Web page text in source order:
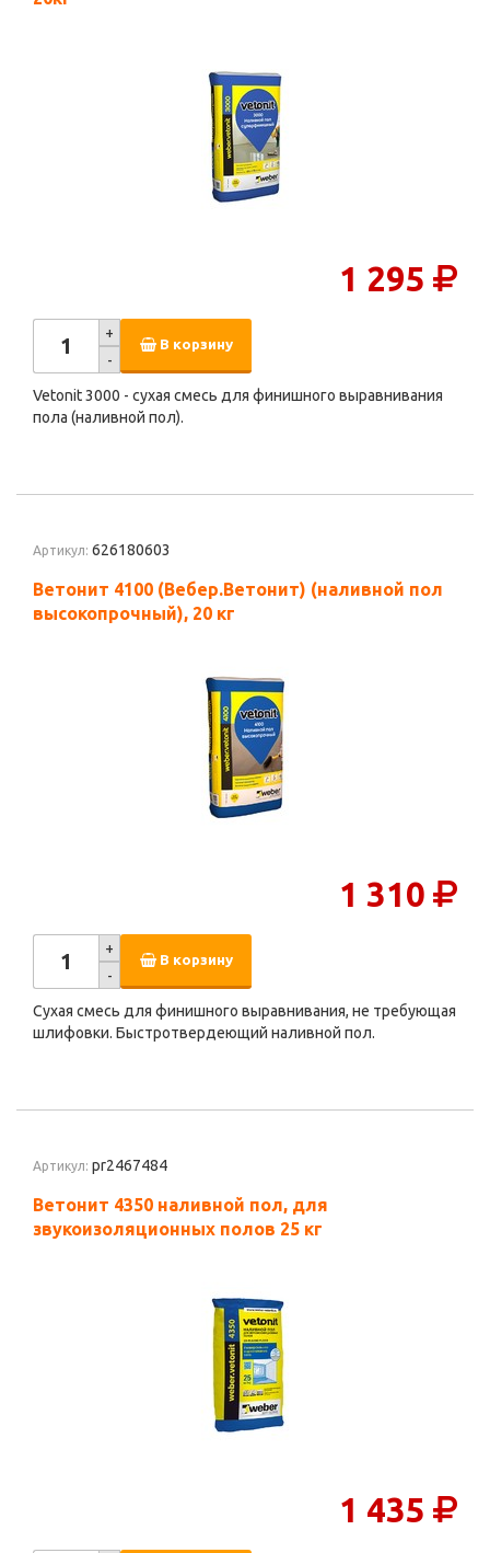
1 295
+
-
В корзину
Vetonit 3000 - сухая смесь для финишного выравнивания
пола (наливной пол).
Артикул: 626180603
Ветонит 4100 (Вебер.Ветонит) (наливной пол
высокопрочный), 20 кг
1 310
+
-
В корзину
Сухая смесь для финишного выравнивания, не требующая
шлифовки. Быстротвердеющий наливной пол.
Артикул: pr2467484
Ветонит 4350 наливной пол, для
звукоизоляционных полов 25 кг
1 435